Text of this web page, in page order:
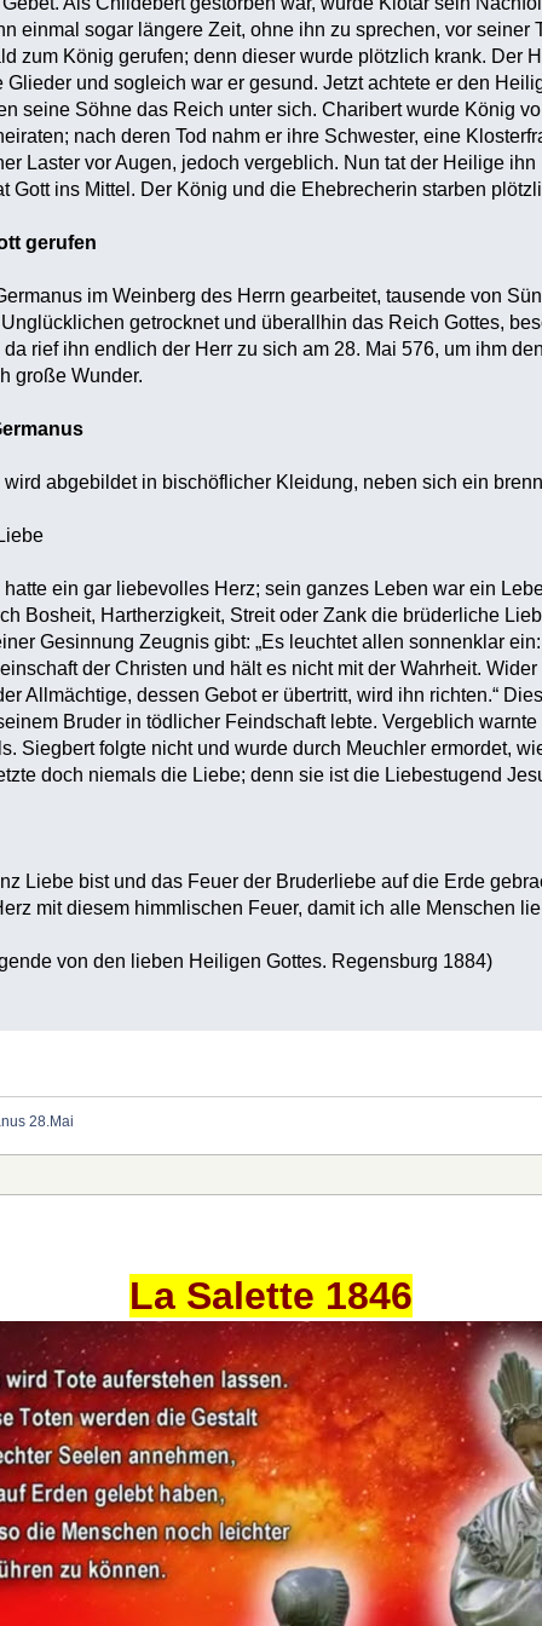
einmal sogar längere Zeit, ohne ihn zu sprechen, vor seiner
zum König gerufen; denn dieser wurde plötzlich krank. Der
Glieder und sogleich war er gesund. Jetzt achtete er den
seine Söhne das Reich unter sich. Charibert wurde König
nach deren Tod nahm er ihre Schwester, eine
Laster vor Augen, jedoch vergeblich. Nun tat der Heilige
Gott ins Mittel. Der König und die Ehebrecherin starben
gerufen
im Weinberg des Herrn gearbeitet, tausende von
getrocknet und überallhin das Reich Gottes,
rief ihn endlich der Herr zu sich am 28. Mai 576, um ihm
große Wunder.
abgebildet in bischöflicher Kleidung, neben sich ein
ein gar liebevolles Herz; sein ganzes Leben war ein
Bosheit, Hartherzigkeit, Streit oder Zank die brüderliche
Gesinnung Zeugnis gibt: „Es leuchtet allen sonnenklar
der Christen und hält es nicht mit der Wahrheit.
Allmächtige, dessen Gebot er übertritt, wird ihn richten.“
Bruder in tödlicher Feindschaft lebte. Vergeblich
Siegbert folgte nicht und wurde durch Meuchler ermordet,
doch niemals die Liebe; denn sie ist die Liebestugend
Liebe bist und das Feuer der Bruderliebe auf die Erde
mit diesem himmlischen Feuer, damit ich alle Menschen
von den lieben Heiligen Gottes. Regensburg 1884)
28.Mai
La Salette 1846